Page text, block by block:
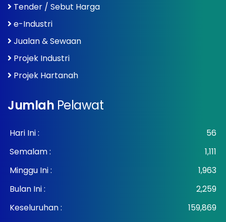
Tender / Sebut Harga
e-Industri
Jualan & Sewaan
Projek Industri
Projek Hartanah
Jumlah Pelawat
Hari Ini :
56
Semalam :
1,111
Minggu Ini :
1,963
Bulan Ini :
2,259
Keseluruhan :
159,869